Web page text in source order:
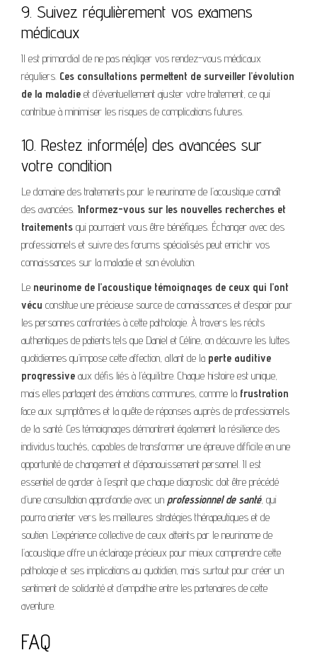
9. Suivez régulièrement vos examens
médicaux
Il est primordial de ne pas négliger vos rendez-vous médicaux
réguliers. Ces consultations permettent de surveiller l’évolution
de la maladie et d’éventuellement ajuster votre traitement, ce qui
contribue à minimiser les risques de complications futures.
10. Restez informé(e) des avancées sur
votre condition
Le domaine des traitements pour le neurinome de l’acoustique connaît
des avancées. Informez-vous sur les nouvelles recherches et
traitements qui pourraient vous être bénéfiques. Échanger avec des
professionnels et suivre des forums spécialisés peut enrichir vos
connaissances sur la maladie et son évolution.
Le neurinome de l’acoustique témoignages de ceux qui l’ont
vécu constitue une précieuse source de connaissances et d’espoir pour
les personnes confrontées à cette pathologie. À travers les récits
authentiques de patients tels que Daniel et Céline, on découvre les luttes
quotidiennes qu’impose cette affection, allant de la perte auditive
progressive aux défis liés à l’équilibre. Chaque histoire est unique,
mais elles partagent des émotions communes, comme la frustration
face aux symptômes et la quête de réponses auprès de professionnels
de la santé. Ces témoignages démontrent également la résilience des
individus touchés, capables de transformer une épreuve difficile en une
opportunité de changement et d’épanouissement personnel. Il est
essentiel de garder à l’esprit que chaque diagnostic doit être précédé
d’une consultation approfondie avec un professionnel de santé, qui
pourra orienter vers les meilleures stratégies thérapeutiques et de
soutien. L’expérience collective de ceux atteints par le neurinome de
l’acoustique offre un éclairage précieux pour mieux comprendre cette
pathologie et ses implications au quotidien, mais surtout pour créer un
sentiment de solidarité et d’empathie entre les partenaires de cette
aventure.
FAQ